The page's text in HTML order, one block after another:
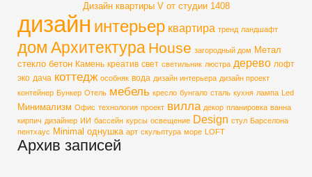
Дизайн квартиры V от студии 1408
дизайн интерьер квартира тренд ландшафт
дом Архитектура House загородный дом Метал
стекло бетон Камень креатив свет светильник люстра дерево лофт
эко дача коттедж особняк вода дизайн интерьера дизайн проект
контейнер Бункер Отель мебель кресло бунгало сталь кухня лампа Led
Минимализм Офис технология проект вилла декор планировка ванна
кирпич дизайнер ИИ бассейн курсы освещение Design стул Барселона
пентхаус Minimal однушка арт скульптура море LOFT
Архив записей